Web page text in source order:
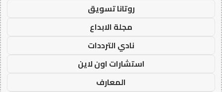
روتانا تسويق
مجلة الابداع
نادي الترددات
استشارات اون لاين
المعارف